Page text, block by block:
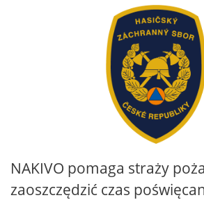
NAKIVO pomaga straży
zaoszczędzić czas